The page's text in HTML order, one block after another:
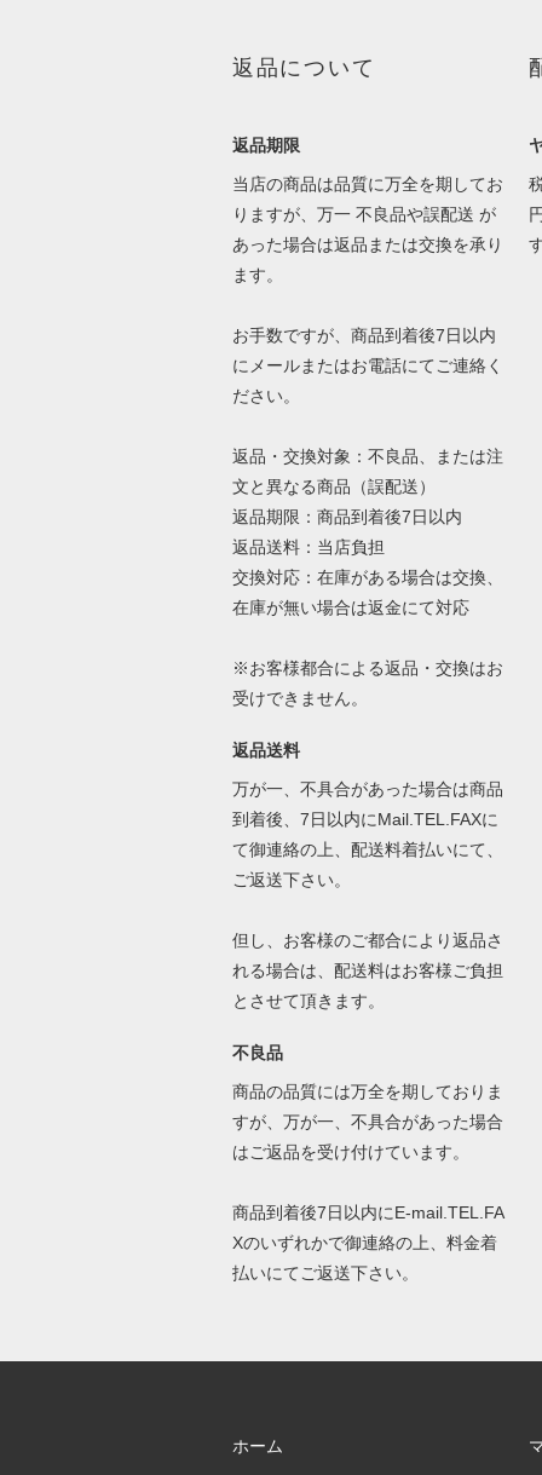
返品について
返品期限
当店の商品は品質に万全を期してお
りますが、万一 不良品や誤配送 が
あった場合は返品または交換を承り
ます。
お手数ですが、商品到着後7日以内
にメールまたはお電話にてご連絡く
ださい。
返品・交換対象：不良品、または注
文と異なる商品（誤配送）
返品期限：商品到着後7日以内
返品送料：当店負担
交換対応：在庫がある場合は交換、
在庫が無い場合は返金にて対応
※お客様都合による返品・交換はお
受けできません。
返品送料
万が一、不具合があった場合は商品
到着後、7日以内にMail.TEL.FAXに
て御連絡の上、配送料着払いにて、
ご返送下さい。
但し、お客様のご都合により返品さ
れる場合は、配送料はお客様ご負担
とさせて頂きます。
不良品
商品の品質には万全を期しておりま
すが、万が一、不具合があった場合
はご返品を受け付けています。
商品到着後7日以内にE-mail.TEL.FA
Xのいずれかで御連絡の上、料金着
払いにてご返送下さい。
ホーム